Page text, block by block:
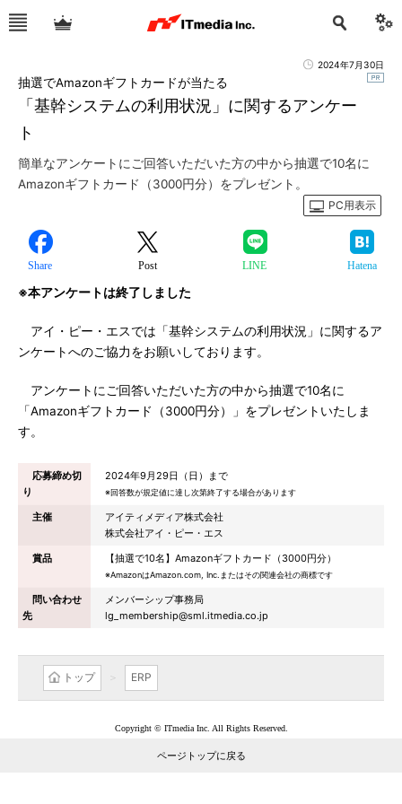
2024年7月30日
「基幹システムの利用状況」に関するアンケー
ト
抽選でAmazonギフトカードが当たる
簡単なアンケートにご回答いただいた方の中から抽選で10名に
Amazonギフトカード（3000円分）をプレゼント。
PC用表示
Share Post LINE Hatena
※本アンケートは終了しました
アイ・ピー・エスでは「基幹システムの利用状況」に関するア
ンケートへのご協力をお願いしております。
アンケートにご回答いただいた方の中から抽選で10名に
「Amazonギフトカード（3000円分）」をプレゼントいたしま
す。
応募締め切
り
2024年9月29日（日）まで
※回答数が規定値に達し次第終了する場合があります
主催
アイティメディア株式会社
株式会社アイ・ピー・エス
賞品
【抽選で10名】Amazonギフトカード（3000円分）
※AmazonはAmazon.com, Inc.またはその関連会社の商標です
問い合わせ
先
メンバーシップ事務局
lg_membership@sml.itmedia.co.jp
トップ ERP
Copyright © ITmedia Inc. All Rights Reserved.
ページトップに戻る